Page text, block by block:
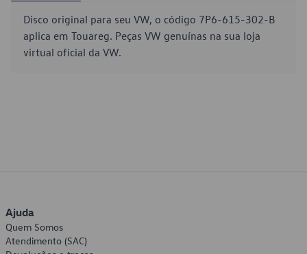
Disco original para seu VW, o código 7P6-615-302-B
aplica em Touareg. Peças VW genuínas na sua loja
virtual oficial da VW.
Ajuda
Quem Somos
Atendimento (SAC)